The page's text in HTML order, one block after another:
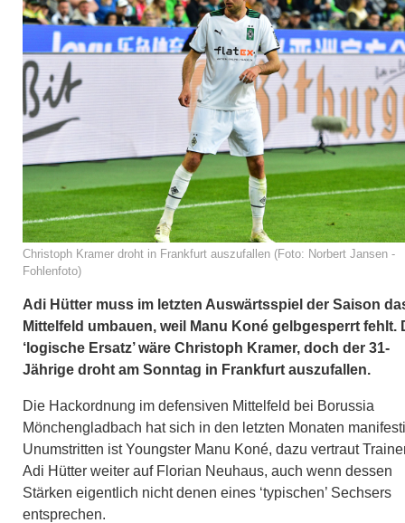
Christoph Kramer droht in Frankfurt auszufallen (Foto: Norbert Jansen -
Fohlenfoto)
Adi Hütter muss im letzten Auswärtsspiel der Saison
Mittelfeld umbauen, weil Manu Koné gelbgesperrt fehlt.
‘logische Ersatz’ wäre Christoph Kramer, doch der 31-
Jährige droht am Sonntag in Frankfurt auszufallen.
Die Hackordnung im defensiven Mittelfeld bei Borussia
Mönchengladbach hat sich in den letzten Monaten
Unumstritten ist Youngster Manu Koné, dazu vertraut
Adi Hütter weiter auf Florian Neuhaus, auch wenn dessen
Stärken eigentlich nicht denen eines ‘typischen’ Sechsers
entsprechen.